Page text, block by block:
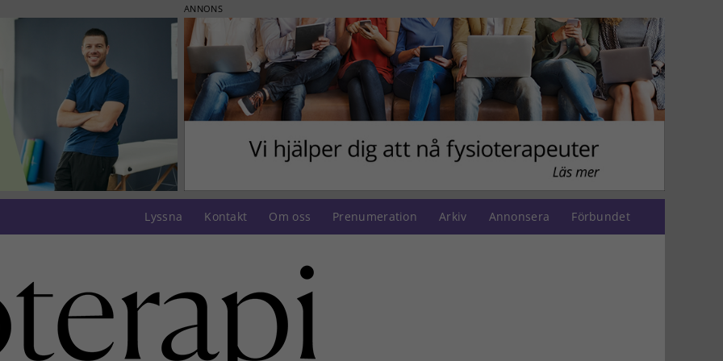
ANNONS
Lyssna Kontakt Om oss Prenumeration Arkiv Annonsera Förbundet